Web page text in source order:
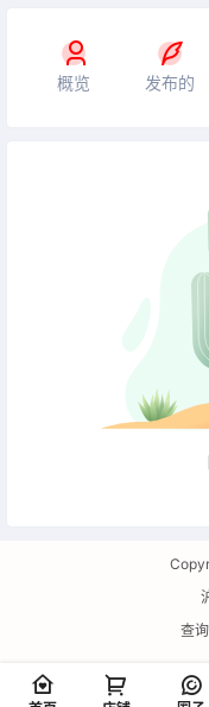
概览 发布的
查